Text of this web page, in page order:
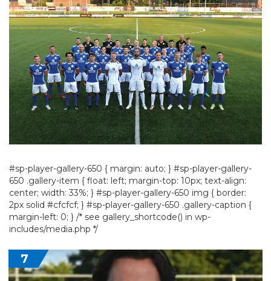
#sp-player-gallery-650 { margin: auto; } #sp-player-gallery-
650 .gallery-item { float: left; margin-top: 10px; text-align:
center; width: 33%; } #sp-player-gallery-650 img { border:
2px solid #cfcfcf; } #sp-player-gallery-650 .gallery-caption {
margin-left: 0; } /* see gallery_shortcode() in wp-
includes/media.php */
7